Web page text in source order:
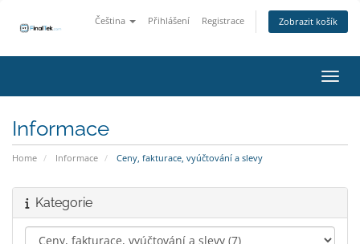
Čeština Přihlášení Registrace Zobrazit košík
Informace
Home Informace Ceny, fakturace, vyúčtování a slevy
Kategorie